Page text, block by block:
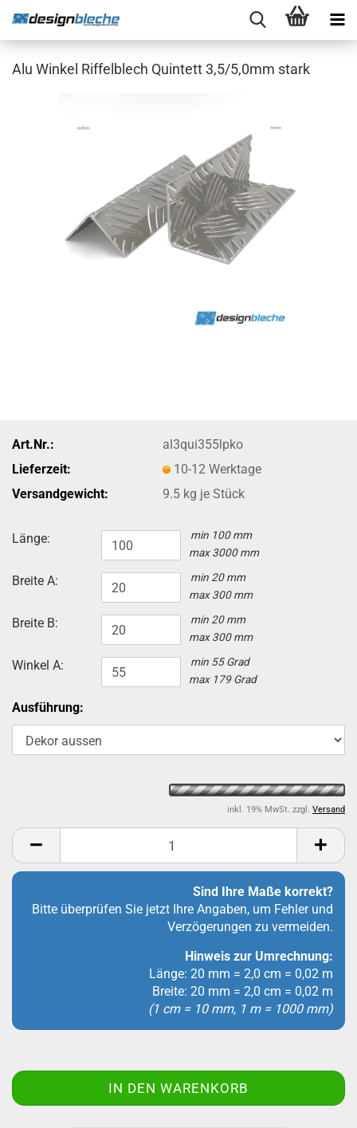
Alu Winkel Riffelblech Quintett 3,5/5,0mm stark
Art.Nr.:
al3qui355lpko
Lieferzeit:
10-12 Werktage
Versandgewicht:
9.5 kg je Stück
Länge:
min 100 mm
max 3000 mm
Breite A:
min 20 mm
max 300 mm
Breite B:
min 20 mm
max 300 mm
Winkel A:
min 55 Grad
max 179 Grad
Ausführung:
inkl. 19% MwSt. zzgl. Versand
Sind Ihre Maße korrekt?
Bitte überprüfen Sie jetzt Ihre Angaben, um Fehler und
Verzögerungen zu vermeiden.
Hinweis zur Umrechnung:
Länge: 20 mm = 2,0 cm = 0,02 m
Breite: 20 mm = 2,0 cm = 0,02 m
(1 cm = 10 mm, 1 m = 1000 mm)